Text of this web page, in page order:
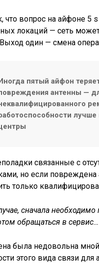
что вопрос на айфоне 5
локаций — сеть
один — смена
пятый айфон
антенны —
связанные с
но если повреждена
только
сначала
обращаться в сервис…
была недовольна
этого вида связи для